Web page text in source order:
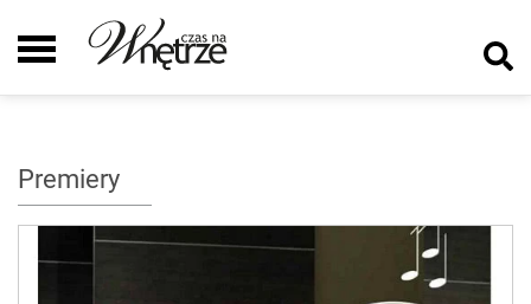
Premiery